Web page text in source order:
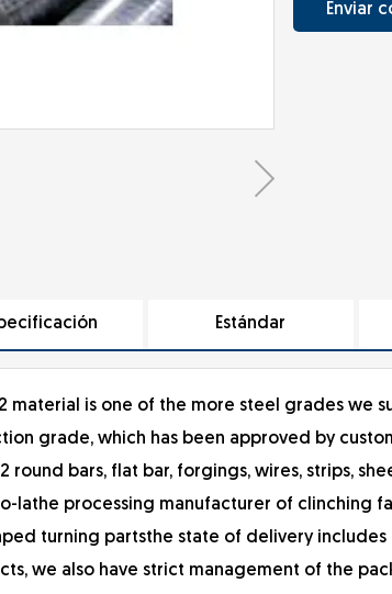
Enviar
Estándar
material is one of the more steel grades we
grade, which has been approved by
round bars, flat bar, forgings, wires, strips,
lathe processing manufacturer of clinching
turning partsthe state of delivery
we also have strict management of the